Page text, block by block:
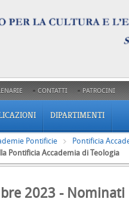
CONTATTI PATROCINI
DIPARTIMENTI
Pontificie
Pontificia
Pontificia Accademia di Teologia
2023 -